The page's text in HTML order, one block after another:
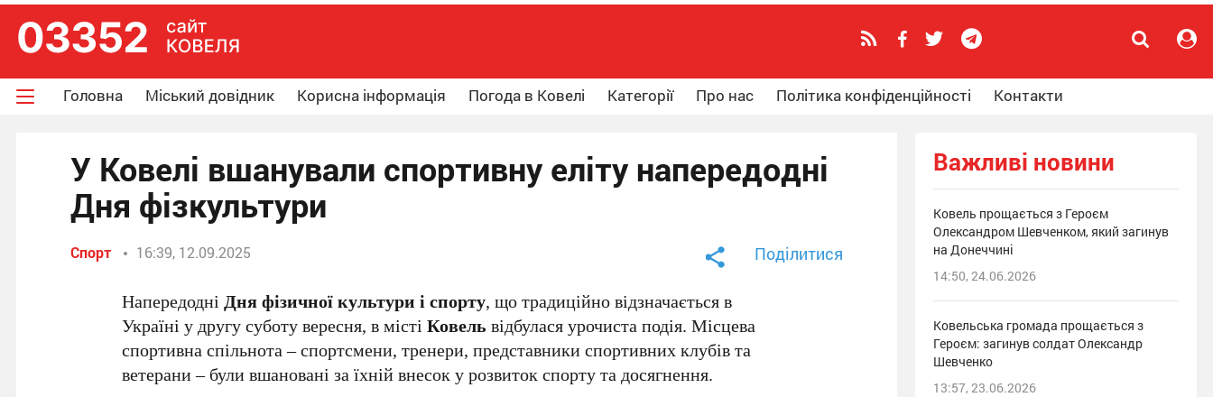
Головна Міський довідник Корисна інформація Погода в Ковелі Категорії Про нас Політика конфіденційності Контакти
У Ковелі вшанували спортивну еліту напередодні
Дня фізкультури
Спорт 16:39, 12.09.2025 Поділитися
НапередодніДня фізичної культури і спорту, що традиційно відзначається в
Україні у другу суботу вересня, в містіКовель відбулася урочиста подія. Місцева
спортивна спільнота – спортсмени, тренери, представники спортивних клубів та
ветерани – були вшановані за їхній внесок у розвиток спорту та досягнення.
Важливі новини
Ковель прощається з Героєм
Олександром Шевченком, який загинув
на Донеччині
14:50, 24.06.2026
Ковельська громада прощається з
Героєм: загинув солдат Олександр
Шевченко
13:57, 23.06.2026